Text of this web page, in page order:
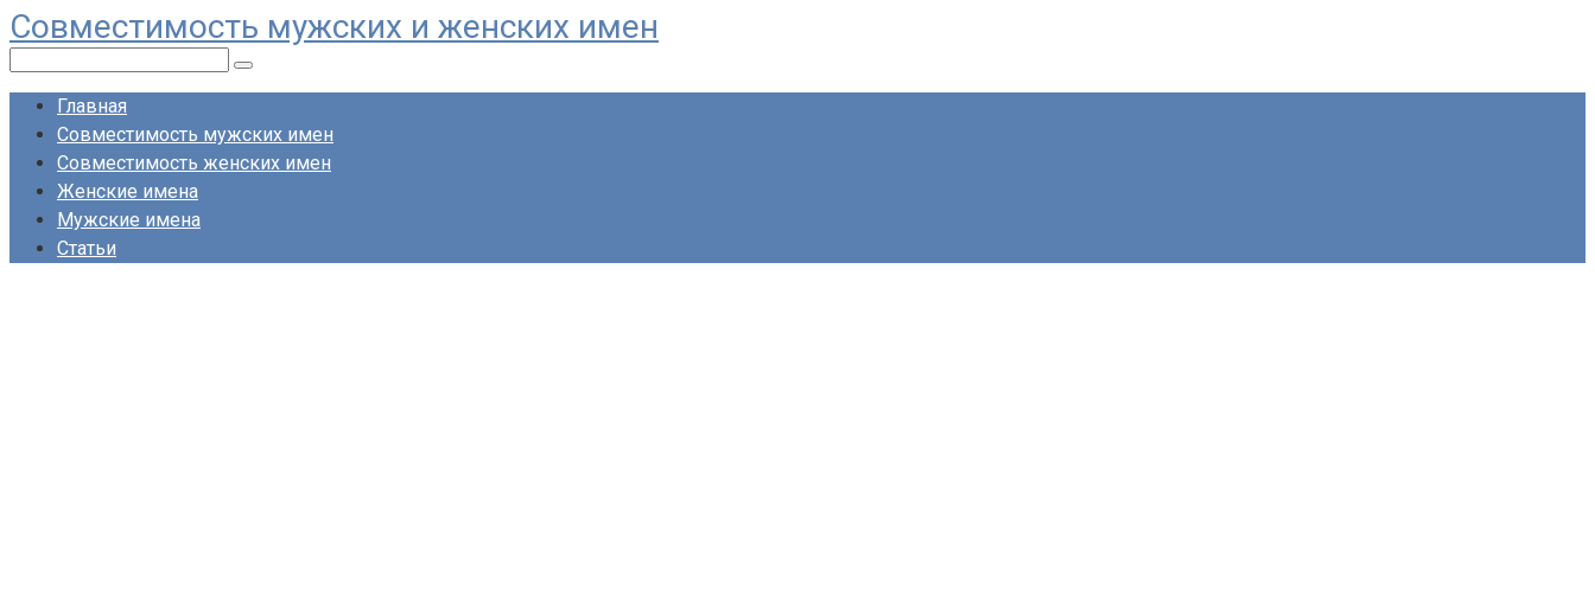
Перейти
к
контенту
Совместимость мужских и женских имен
Главная
Совместимость мужских имен
Совместимость женских имен
Женские имена
Мужские имена
Статьи